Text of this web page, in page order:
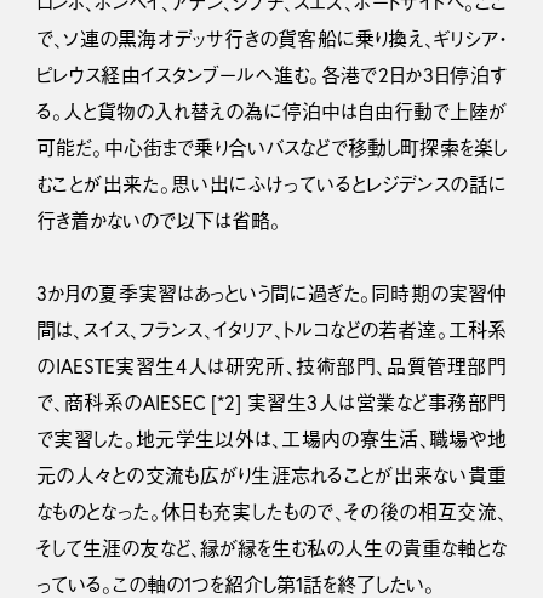
で、ソ連の黒海オデッサ行きの貨客船に乗り換え、ギリシア・
ピレウス経由イスタンブールへ進む。各港で2日か3日停泊す
る。人と貨物の入れ替えの為に停泊中は自由行動で上陸が
可能だ。中心街まで乗り合いバスなどで移動し町探索を楽し
むことが出来た。思い出にふけっているとレジデンスの話に
行き着かないので以下は省略。
3か月の夏季実習はあっという間に過ぎた。同時期の実習仲
間は、スイス、フランス、イタリア、トルコなどの若者達。工科系
のIAESTE実習生4人は研究所、技術部門、品質管理部門
で、商科系のAIESEC [*2] 実習生3人は営業など事務部門
で実習した。地元学生以外は、工場内の寮生活、職場や地
元の人々との交流も広がり生涯忘れることが出来ない貴重
なものとなった。休日も充実したもので、その後の相互交流、
そして生涯の友など、縁が縁を生む私の人生の貴重な軸とな
っている。この軸の1つを紹介し第1話を終了したい。